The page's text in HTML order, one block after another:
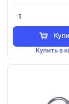
Купить в